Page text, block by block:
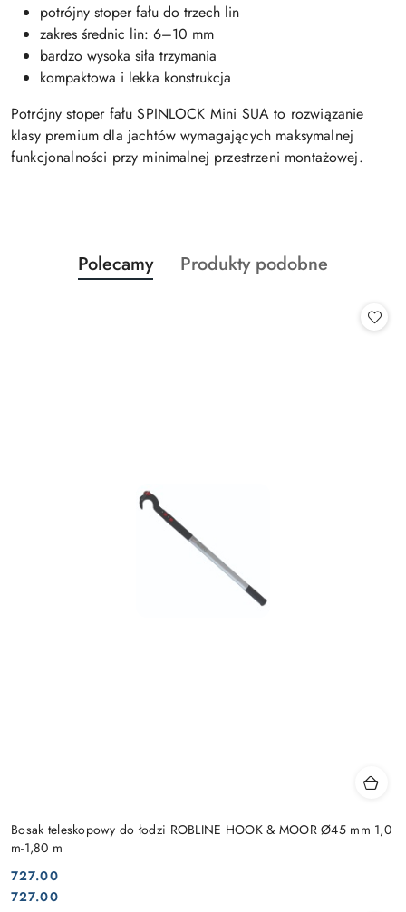
potrójny stoper fału do trzech lin
zakres średnic lin: 6–10 mm
bardzo wysoka siła trzymania
kompaktowa i lekka konstrukcja
Potrójny stoper fału SPINLOCK Mini SUA to rozwiązanie
klasy premium dla jachtów wymagających maksymalnej
funkcjonalności przy minimalnej przestrzeni montażowej.
Pomiń karuzelę produktów
Produkty
o
Polecamy
Produkty
Produkty podobne
Bosak teleskopowy do łodzi ROBLINE HOOK & MOOR Ø45 mm 1,0
m-1,80 m
Cena:
727.00
Cena:
727.00